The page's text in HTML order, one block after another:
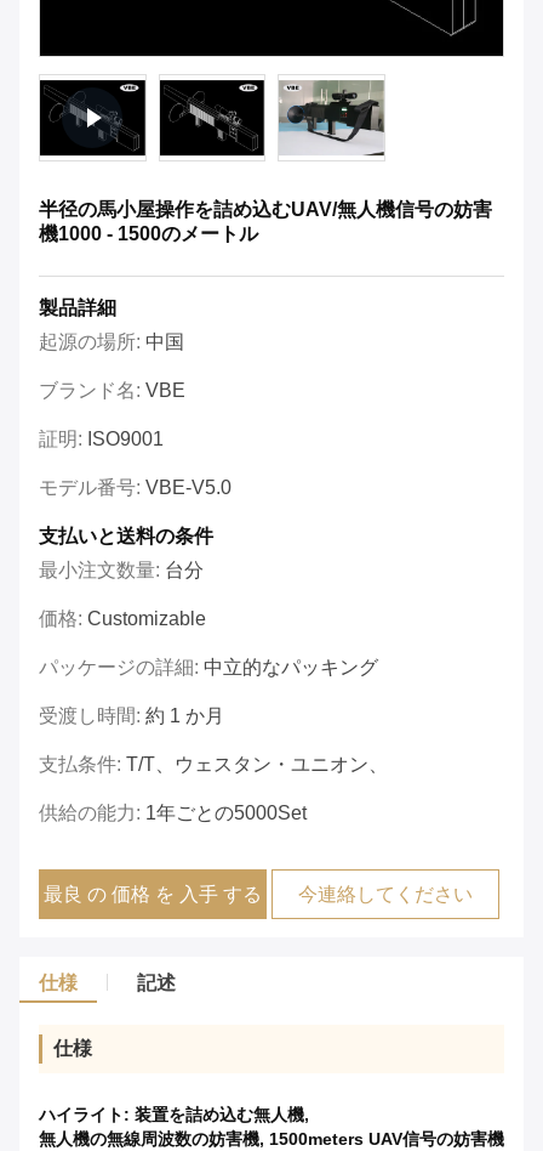
半径の馬小屋操作を詰め込むUAV/無人機信号の妨害
機1000 - 1500のメートル
製品詳細
起源の場所: 中国
ブランド名: VBE
証明: ISO9001
モデル番号: VBE-V5.0
支払いと送料の条件
最小注文数量: 台分
価格: Customizable
パッケージの詳細: 中立的なパッキング
受渡し時間: 約 1 か月
支払条件: T/T、ウェスタン・ユニオン、
供給の能力: 1年ごとの5000Set
最良 の 価格 を 入手 する 今連絡してください
仕様 記述
仕様
ハイライト: 装置を詰め込む無人機,
無人機の無線周波数の妨害機, 1500meters UAV信号の妨害機